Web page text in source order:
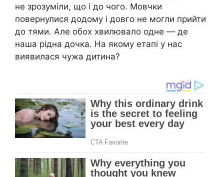
не зрозуміли, що і до чого. Мовчки
повернулися додому і довго не могли прийти
до тями. Але обох хвилювало одне — де
наша рідна дочка. На якому етапі у нас
виявилася чужа дитина?